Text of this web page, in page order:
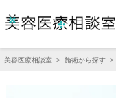
美容医療相談室 > 施術から探す >